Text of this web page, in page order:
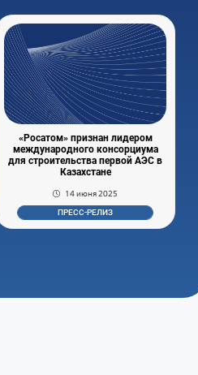
«Росатом» признан лидером
международного консорциума
для строительства первой АЭС в
Казахстане
14 июня 2025
ПРЕСС-РЕЛИЗ